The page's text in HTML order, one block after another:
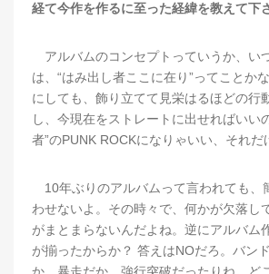
経て今作を作るに至った経緯を教えて下
アルバムのコンセプトっていうか、い
は、“はみ出し者ここに在り”ってことか
にしても、飾り立てて見栄はるほどの行
し、今現在をストレートに出せればいい
者”のPUNK ROCKになりゃいい、それだ
10年ぶりのアルバムって言われても、
わせないよ。その時々で、何かが欠落し
がまとまらないんだよね。逆にアルバム
が揃ったからか？ 答えはNOだろ。バン